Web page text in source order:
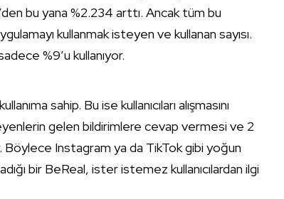
bu yana %2.234 arttı. Ancak tüm bu
kullanmak isteyen ve kullanan sayısı.
%9’u kullanıyor.
sahip. Bu ise kullanıcıları alışmasını
gelen bildirimlere cevap vermesi ve 2
Instagram ya da TikTok gibi yoğun
bir BeReal, ister istemez kullanıcılardan ilgi